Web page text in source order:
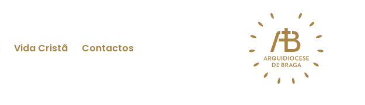
Vida Cristã Contactos